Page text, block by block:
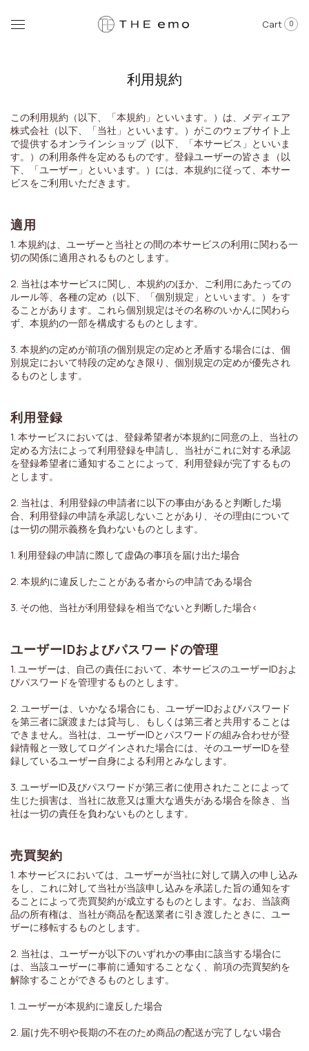
Cart 0
利用規約
この利用規約（以下、「本規約」といいます。）は、メディエア
株式会社（以下、「当社」といいます。）がこのウェブサイト上
で提供するオンラインショップ（以下、「本サービス」といいま
す。）の利用条件を定めるものです。登録ユーザーの皆さま（以
下、「ユーザー」といいます。）には、本規約に従って、本サー
ビスをご利用いただきます。
適用
1. 本規約は、ユーザーと当社との間の本サービスの利用に関わる一
切の関係に適用されるものとします。
2. 当社は本サービスに関し、本規約のほか、ご利用にあたっての
ルール等、各種の定め（以下、「個別規定」といいます。）をす
ることがあります。これら個別規定はその名称のいかんに関わら
ず、本規約の一部を構成するものとします。
3. 本規約の定めが前項の個別規定の定めと矛盾する場合には、個
別規定において特段の定めなき限り、個別規定の定めが優先され
るものとします。
利用登録
1. 本サービスにおいては、登録希望者が本規約に同意の上、当社の
定める方法によって利用登録を申請し、当社がこれに対する承認
を登録希望者に通知することによって、利用登録が完了するもの
とします。
2. 当社は、利用登録の申請者に以下の事由があると判断した場
合、利用登録の申請を承認しないことがあり、その理由について
は一切の開示義務を負わないものとします。
1. 利用登録の申請に際して虚偽の事項を届け出た場合
2. 本規約に違反したことがある者からの申請である場合
3. その他、当社が利用登録を相当でないと判断した場合<
ユーザーIDおよびパスワードの管理
1. ユーザーは、自己の責任において、本サービスのユーザーIDおよ
びパスワードを管理するものとします。
2. ユーザーは、いかなる場合にも、ユーザーIDおよびパスワード
を第三者に譲渡または貸与し、もしくは第三者と共用することは
できません。当社は、ユーザーIDとパスワードの組み合わせが登
録情報と一致してログインされた場合には、そのユーザーIDを登
録しているユーザー自身による利用とみなします。
3. ユーザーID及びパスワードが第三者に使用されたことによって
生じた損害は、当社に故意又は重大な過失がある場合を除き、当
社は一切の責任を負わないものとします。
売買契約
1. 本サービスにおいては、ユーザーが当社に対して購入の申し込み
をし、これに対して当社が当該申し込みを承諾した旨の通知をす
ることによって売買契約が成立するものとします。なお、当該商
品の所有権は、当社が商品を配送業者に引き渡したときに、ユー
ザーに移転するものとします。
2. 当社は、ユーザーが以下のいずれかの事由に該当する場合に
は、当該ユーザーに事前に通知することなく、前項の売買契約を
解除することができるものとします。
1. ユーザーが本規約に違反した場合
2. 届け先不明や長期の不在のため商品の配送が完了しない場合